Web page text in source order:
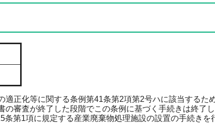
正化等に関する条例第41条第2項第2号ハに該当するた
審査が終了した段階でこの条例に基づく手続きは終了
第1項に規定する産業廃棄物処理施設の設置の手続きを